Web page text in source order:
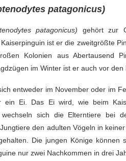
patagonicus)
patagonicus) gehört zur
ist er die zweitgrößte
Kolonien aus Abertausend
im Winter ist er auch vor
entweder im November oder im
ein Ei. Das Ei wird, wie beim
wechseln sich die Elterntiere bei
den adulten Vögeln in
Die jungen Könige
nur zwei Nachkommen in drei